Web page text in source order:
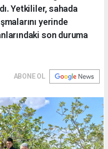
Yetkililer, sahada
yerinde
son duruma
ABONE OL